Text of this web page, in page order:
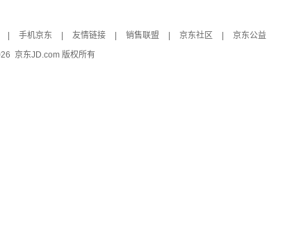
手机京东 友情链接 销售联盟 京东社区
京东公益
京东JD.com 版权所有